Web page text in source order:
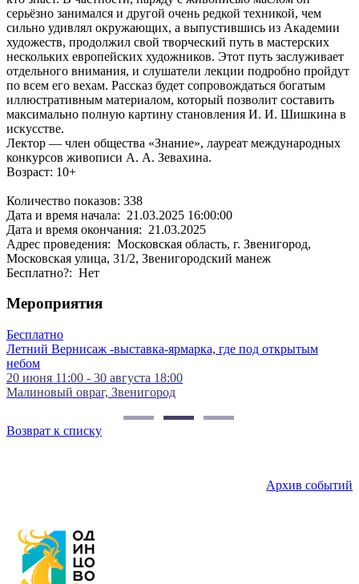
серьёзно занимался и другой очень редкой техникой, чем
сильно удивлял окружающих, а выпустившись из Академии
художеств, продолжил свой творческий путь в мастерских
нескольких европейских художников. Этот путь заслуживает
отдельного внимания, и слушатели лекции подробно пройдут
по всем его вехам. Рассказ будет сопровождаться богатым
иллюстративным материалом, который позволит составить
максимально полную картину становления И. И. Шишкина в
искусстве.
Лектор — член общества «Знание», лауреат международных
конкурсов живописи А. А. Зевахина.
Возраст: 10+
Количество показов: 338
Дата и время начала: 21.03.2025 16:00:00
Дата и время окончания: 21.03.2025
Адрес проведения: Московская область, г. Звенигород,
Московская улица, 31/2, Звенигородский манеж
Бесплатно?: Нет
Мероприятия
-выставка-ярмарка, где под открытым
- 30 августа 18:00
овраг, Звенигород
01 июля
Возврат к списку
Архив событий